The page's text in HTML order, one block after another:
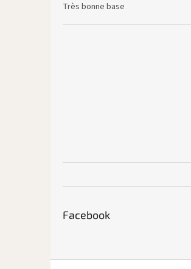
Très bonne base
Facebook